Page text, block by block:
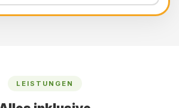
LEISTUNGEN